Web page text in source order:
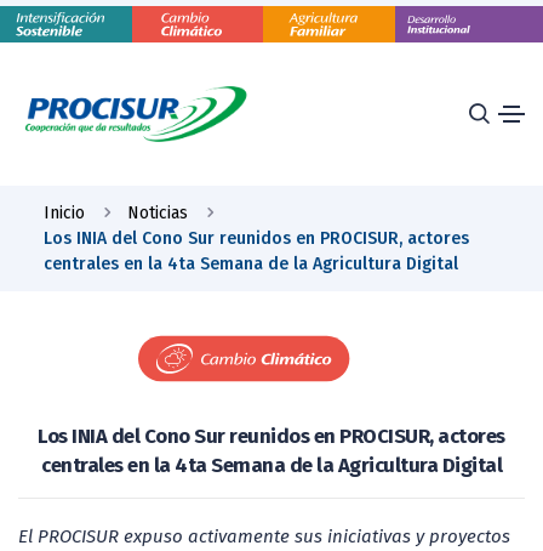
Inicio
Noticias
Los INIA del Cono Sur reunidos en PROCISUR, actores
centrales en la 4ta Semana de la Agricultura Digital
Los INIA del Cono Sur reunidos en PROCISUR, actores
centrales en la 4ta Semana de la Agricultura Digital
El PROCISUR expuso activamente sus iniciativas y proyectos